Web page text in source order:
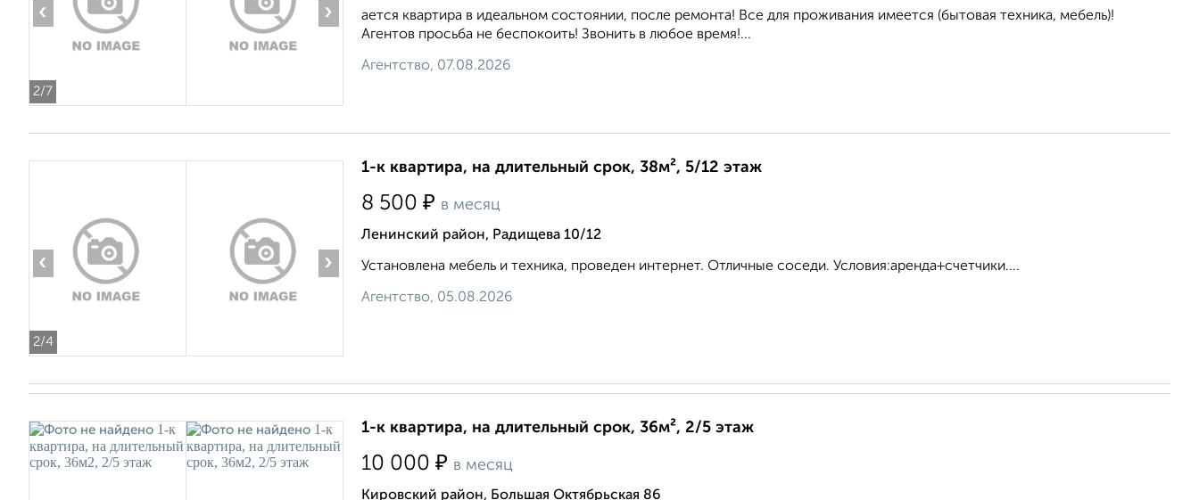
2/7
‹ ›
ается квартира в идеальном состоянии, после ремонта! Все для проживания имеется (бытовая техника, мебель)!
Агентов просьба не беспокоить! Звонить в любое время!...
Агентство, 07.08.2026
2/4
‹ ›
1-к квартира, на длительный срок, 38м², 5/12 этаж
8 500 ₽ в месяц
Ленинский район, Радищева 10/12
Установлена мебель и техника, проведен интернет. Отличные соседи. Условия:аренда+счетчики....
Агентство, 05.08.2026
1-к квартира, на длительный срок, 36м², 2/5 этаж
10 000 ₽ в месяц
Кировский район, Большая Октябрьская 86